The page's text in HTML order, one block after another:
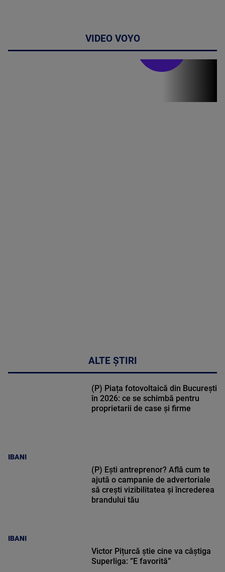
VIDEO VOYO
ALTE ȘTIRI
IBANI
(P) Piața fotovoltaică din București
în 2026: ce se schimbă pentru
proprietarii de case și firme
IBANI
(P) Ești antreprenor? Află cum te
ajută o campanie de advertoriale
să crești vizibilitatea și încrederea
brandului tău
Victor Pițurcă știe cine va câștiga
Superliga: ”E favorită”